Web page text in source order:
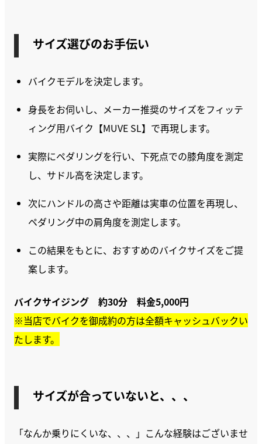
サイズ選びのお手伝い
バイクモデルを決定します。
身長をお伺いし、メーカー推奨のサイズをフィッテ
ィング用バイク【MUVE SL】で再現します。
実際にペダリングを行い、下死点での膝角度を測定
し、サドル高を決定します。
次にハンドルの高さや距離は実車の位置を再現し、
ペダリング中の肩角度を測定します。
この結果をもとに、おすすめのバイクサイズをご提
案します。
バイクサイジング 約30分 料金5,000円
※当店でバイクを御成約の方は全額キャッシュバックい
たします。
サイズが合っていないと、、、
「なんか乗りにくいな、、、」こんな経験はございませ